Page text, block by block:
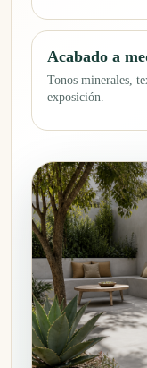
Acabado a
Tonos minerales,
exposición.